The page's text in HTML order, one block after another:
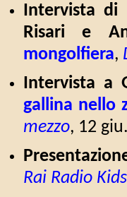
Intervista di
Risari e
mongolfiera,
Intervista a
gallina nello
mezzo, 12
Rai Radio Kids